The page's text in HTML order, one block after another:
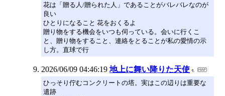
花は「贈る人/贈られた人」であることがバレバレなのが
良い
ひとりになること 花をおくるよ
贈り物をする機会をいつも伺っている。会いに行くこ
と、贈り物をすること、連絡をとることが私の愛情の示
し方。直球で行
2026/06/09 04:46:19 地上に舞い降りた天使
ひっそり佇むコンクリートの塔。実はこの辺りは重要な
遺跡